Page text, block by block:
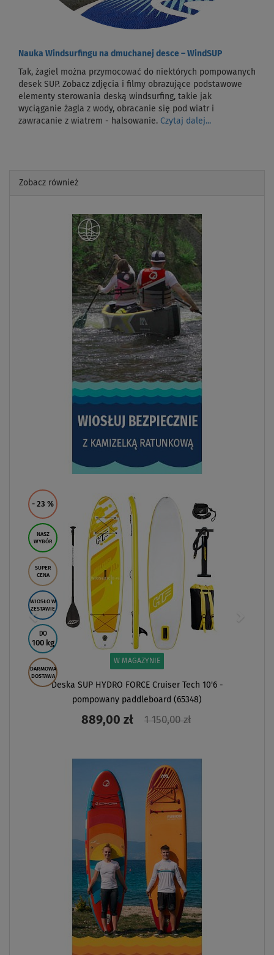
Nauka Windsurfingu na dmuchanej desce – WindSUP
Tak, żagiel można przymocować do niektórych pompowanych
desek SUP. Zobacz zdjęcia i filmy obrazujące podstawowe
elementy sterowania deską windsurfing, takie jak
wyciąganie żagla z wody, obracanie się pod wiatr i
zawracanie z wiatrem - halsowanie. Czytaj dalej...
Zobacz również
- 23 %
NASZ
WYBÓR
SUPER
CENA
WIOSŁO W
ZESTAWIE
DO
100 kg
DARMOWA
DOSTAWA
W MAGAZYNIE
Deska SUP HYDRO FORCE Cruiser Tech 10'6 -
pompowany paddleboard (65348)
889,00 zł 1 150,00 zł
ZOBACZ
Previous